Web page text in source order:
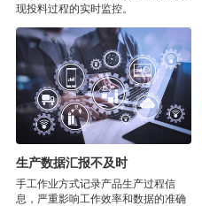
现投料过程的实时监控。
生产数据汇报不及时
手工作业方式记录产品生产过程信
息，严重影响工作效率和数据的准确